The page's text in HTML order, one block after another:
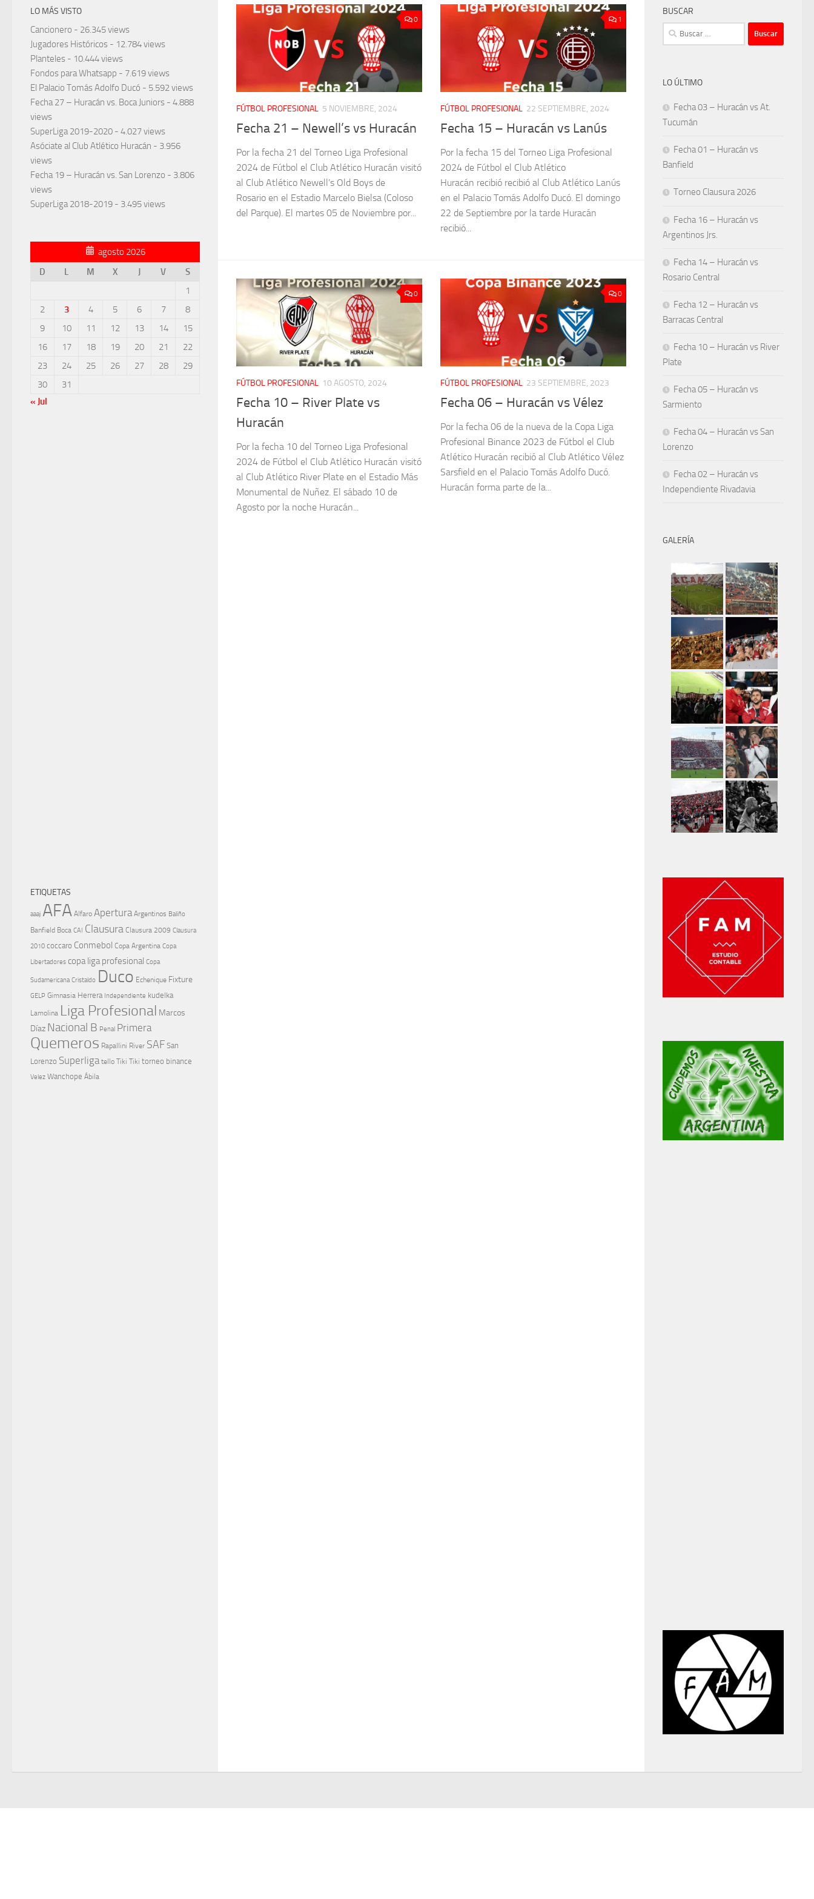
0
FÚTBOL PROFESIONAL 5 NOVIEMBRE, 2024
Fecha 21 – Newell’s vs Huracán
Por la fecha 21 del Torneo Liga Profesional
2024 de Fútbol el Club Atlético Huracán visitó
al Club Atlético Newell’s Old Boys de
Rosario en el Estadio Marcelo Bielsa (Coloso
del Parque). El martes 05 de Noviembre por...
1
FÚTBOL PROFESIONAL 22 SEPTIEMBRE, 2024
Fecha 15 – Huracán vs Lanús
Por la fecha 15 del Torneo Liga Profesional
2024 de Fútbol el Club Atlético
Huracán recibió recibió al Club Atlético Lanús
en el Palacio Tomás Adolfo Ducó. El domingo
22 de Septiembre por la tarde Huracán
recibió...
0
FÚTBOL PROFESIONAL 10 AGOSTO, 2024
Fecha 10 – River Plate vs
Huracán
Por la fecha 10 del Torneo Liga Profesional
2024 de Fútbol el Club Atlético Huracán visitó
al Club Atlético River Plate en el Estadio Más
Monumental de Nuñez. El sábado 10 de
Agosto por la noche Huracán...
0
FÚTBOL PROFESIONAL 23 SEPTIEMBRE, 2023
Fecha 06 – Huracán vs Vélez
Por la fecha 06 de la nueva de la Copa Liga
Profesional Binance 2023 de Fútbol el Club
Atlético Huracán recibió al Club Atlético Vélez
Sarsfield en el Palacio Tomás Adolfo Ducó.
Huracán forma parte de la...
LO MÁS VISTO
Cancionero - 26.345 views
Jugadores Históricos - 12.784 views
Planteles - 10.444 views
Fondos para Whatsapp - 7.619 views
El Palacio Tomás Adolfo Ducó - 5.592 views
Fecha 27 – Huracán vs. Boca Juniors - 4.888
views
SuperLiga 2019-2020 - 4.027 views
Asóciate al Club Atlético Huracán - 3.956
views
Fecha 19 – Huracán vs. San Lorenzo - 3.806
views
SuperLiga 2018-2019 - 3.495 views
agosto 2026
D
L M X J V
S
1
2
3 4 5 6 7
8
9
10 11 12 13 14
15
16
17 18 19 20 21
22
23
24 25 26 27 28
29
30
31
« Jul
ETIQUETAS
aaaj AFA Alfaro Apertura Argentinos Baliño
Banfield Boca CAI Clausura Clausura 2009 Clausura
2010 coccaro Conmebol Copa Argentina Copa
Libertadores copa liga profesional Copa
Sudamericana Cristaldo Duco Echenique Fixture
GELP Gimnasia Herrera Independiente kudelka
Lamolina Liga Profesional Marcos
Díaz Nacional B Penal Primera
Quemeros Rapallini River SAF San
Lorenzo Superliga tello Tiki Tiki torneo binance
Velez Wanchope Ábila
BUSCAR
Buscar:
LO ÚLTIMO
Fecha 03 – Huracán vs At.
Tucumán
Fecha 01 – Huracán vs
Banfield
Torneo Clausura 2026
Fecha 16 – Huracán vs
Argentinos Jrs.
Fecha 14 – Huracán vs
Rosario Central
Fecha 12 – Huracán vs
Barracas Central
Fecha 10 – Huracán vs River
Plate
Fecha 05 – Huracán vs
Sarmiento
Fecha 04 – Huracán vs San
Lorenzo
Fecha 02 – Huracán vs
Independiente Rivadavia
GALERÍA